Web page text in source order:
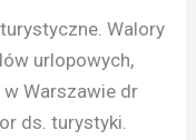
Walory
urlopowych,
Warszawie dr
ds. turystyki.